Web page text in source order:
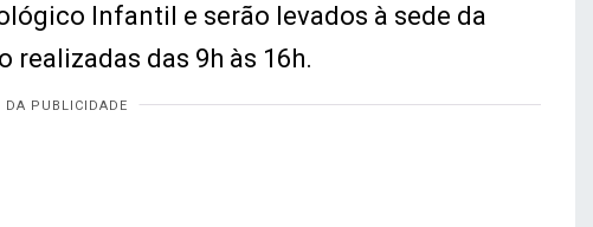
Infantil e serão levados à sede da
realizadas das 9h às 16h.